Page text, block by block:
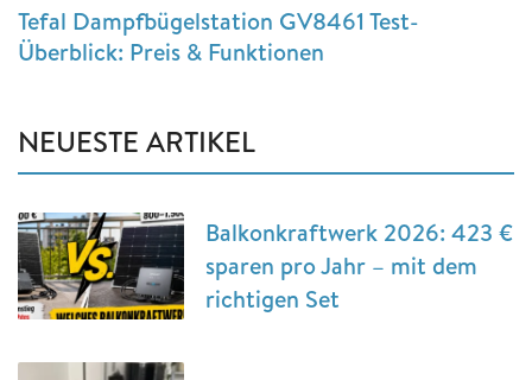
Tefal Dampfbügelstation GV8461 Test-
Überblick: Preis & Funktionen
NEUESTE ARTIKEL
Balkonkraftwerk 2026: 423 €
sparen pro Jahr – mit dem
richtigen Set